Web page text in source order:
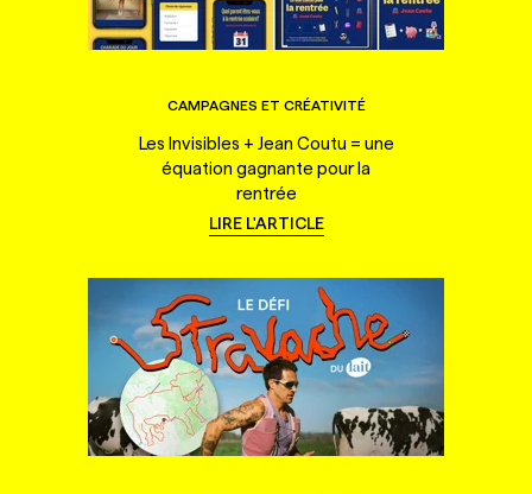
CAMPAGNES ET CRÉATIVITÉ
Les Invisibles + Jean Coutu = une
équation gagnante pour la
rentrée
LIRE L'ARTICLE